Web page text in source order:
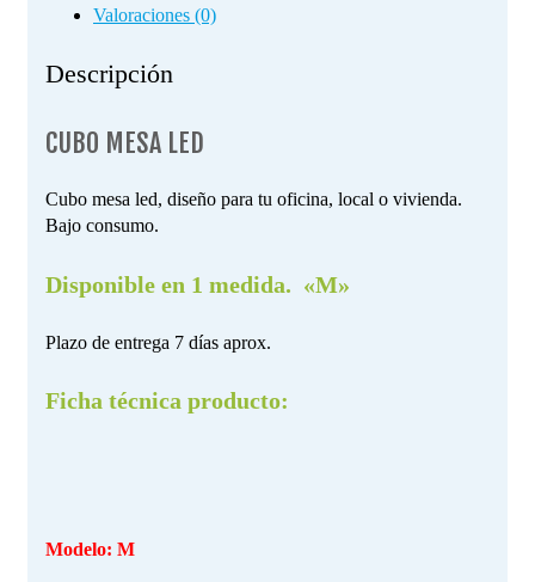
Valoraciones (0)
Descripción
CUBO MESA LED
Cubo mesa led, diseño para tu oficina, local o vivienda.
Bajo consumo.
Disponible en 1 medida. «M»
Plazo de entrega 7 días aprox.
Ficha técnica producto:
Modelo: M